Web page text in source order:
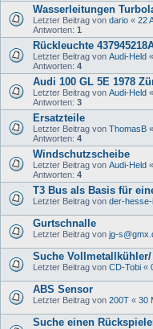
Wasserleitungen
Letzter Beitrag von dario « 22
Antworten: 1
Rückleuchte
Letzter Beitrag von Audi-Held «
Antworten: 4
Audi 100 GL 5E 1978
Letzter Beitrag von Audi-Held «
Antworten: 3
Ersatzteile
Letzter Beitrag von ThomasB «
Antworten: 4
Windschutzscheibe
Letzter Beitrag von Audi-Held «
Antworten: 4
T3 Bus als Basis für
Letzter Beitrag von der-hesse-
Gurtschnalle
Letzter Beitrag von jg-
Suche
Letzter Beitrag von CD-Tobi «
ABS Sensor
Letzter Beitrag von 200T « 30
Suche einen